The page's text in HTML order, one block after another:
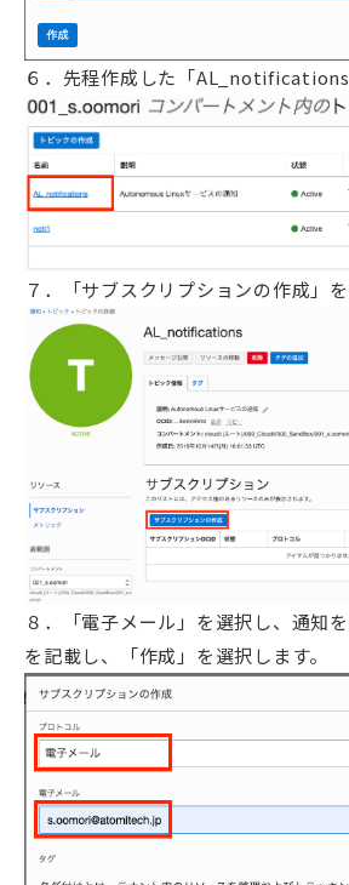
６．先程作成した「AL_notifications
７．「サブスクリプションの作成」を
８．「電子メール」を選択し、通知
を記載し、「作成」を選択します。